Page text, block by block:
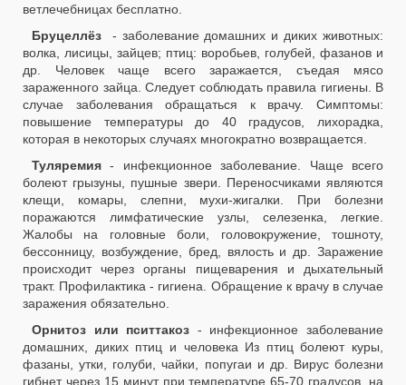
ветлечебницах бесплатно.
Бруцеллёз - заболевание домашних и диких животных:
волка, лисицы, зайцев; птиц: воробьев, голубей, фазанов и
др. Человек чаще всего заражается, съедая мясо
зараженного зайца. Следует соблюдать правила гигиены. В
случае заболевания обращаться к врачу. Симптомы:
повышение температуры до 40 градусов, лихорадка,
которая в некоторых случаях многократно возвращается.
Туляремия - инфекционное заболевание. Чаще всего
болеют грызуны, пушные звери. Переносчиками являются
клещи, комары, слепни, мухи-жигалки. При болезни
поражаются лимфатические узлы, селезенка, легкие.
Жалобы на головные боли, головокружение, тошноту,
бессонницу, возбуждение, бред, вялость и др. Заражение
происходит через органы пищеварения и дыхательный
тракт. Профилактика - гигиена. Обращение к врачу в случае
заражения обязательно.
Орнитоз или пситтакоз - инфекционное заболевание
домашних, диких птиц и человека Из птиц болеют куры,
фазаны, утки, голуби, чайки, попугаи и др. Вирус болезни
гибнет через 15 минут при температуре 65-70 градусов, на